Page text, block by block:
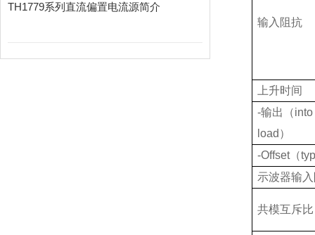
TH1779系列直流偏置电流源简介
输入阻抗
上升时间
-输出（
load ）
-Offset（
示波器输
共模互斥比